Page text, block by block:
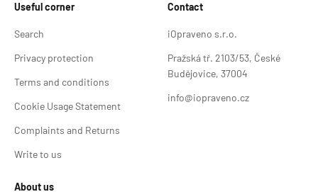
Useful corner
Search
Privacy protection
Terms and conditions
Cookie Usage Statement
Complaints and Returns
Write to us
Contact
iOpraveno s.r.o.
Pražská tř. 2103/53, České
Budějovice, 37004
info@iopraveno.cz
About us